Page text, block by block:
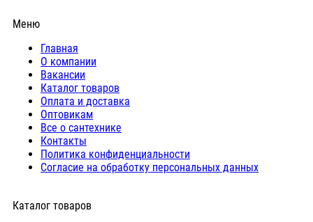
Меню
Главная
О компании
Вакансии
Каталог товаров
Оплата и доставка
Оптовикам
Все о сантехнике
Контакты
Политика конфиденциальности
Согласие на обработку персональных данных
Каталог товаров